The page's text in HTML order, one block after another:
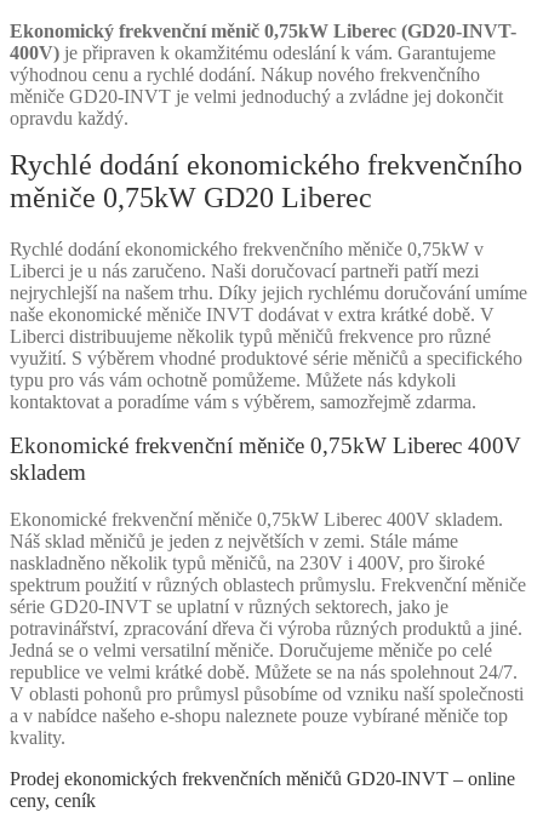
Ekonomický frekvenční měnič 0,75kW Liberec (GD20-INVT-
400V) je připraven k okamžitému odeslání k vám. Garantujeme
výhodnou cenu a rychlé dodání. Nákup nového frekvenčního
měniče GD20-INVT je velmi jednoduchý a zvládne jej dokončit
opravdu každý.
Rychlé dodání ekonomického frekvenčního
měniče 0,75kW GD20 Liberec
Rychlé dodání ekonomického frekvenčního měniče 0,75kW v
Liberci je u nás zaručeno. Naši doručovací partneři patří mezi
nejrychlejší na našem trhu. Díky jejich rychlému doručování umíme
naše ekonomické měniče INVT dodávat v extra krátké době. V
Liberci distribuujeme několik typů měničů frekvence pro různé
využití. S výběrem vhodné produktové série měničů a specifického
typu pro vás vám ochotně pomůžeme. Můžete nás kdykoli
kontaktovat a poradíme vám s výběrem, samozřejmě zdarma.
Ekonomické frekvenční měniče 0,75kW Liberec 400V
skladem
Ekonomické frekvenční měniče 0,75kW Liberec 400V skladem.
Náš sklad měničů je jeden z největších v zemi. Stále máme
naskladněno několik typů měničů, na 230V i 400V, pro široké
spektrum použití v různých oblastech průmyslu. Frekvenční měniče
série GD20-INVT se uplatní v různých sektorech, jako je
potravinářství, zpracování dřeva či výroba různých produktů a jiné.
Jedná se o velmi versatilní měniče. Doručujeme měniče po celé
republice ve velmi krátké době. Můžete se na nás spolehnout 24/7.
V oblasti pohonů pro průmysl působíme od vzniku naší společnosti
a v nabídce našeho e-shopu naleznete pouze vybírané měniče top
kvality.
Prodej ekonomických frekvenčních měničů GD20-INVT – online
ceny, ceník